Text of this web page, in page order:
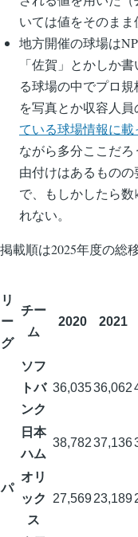
いては値をそのまま
地方開催の球場は
「佐賀」とかしか
る球場の中でプロ
を写真とか収容人員
ている球場情報に
ながら多分ここだ
由付けはあるもの
で、もしかしたら
れない。
掲載順は2025年度の総
リ
ー
グ
チー
ム
2020 2021
パ
ソフ
トバ
ンク
36,03536,062
日本
ハム
38,78237,136
オリ
ック
ス
27,56923,189